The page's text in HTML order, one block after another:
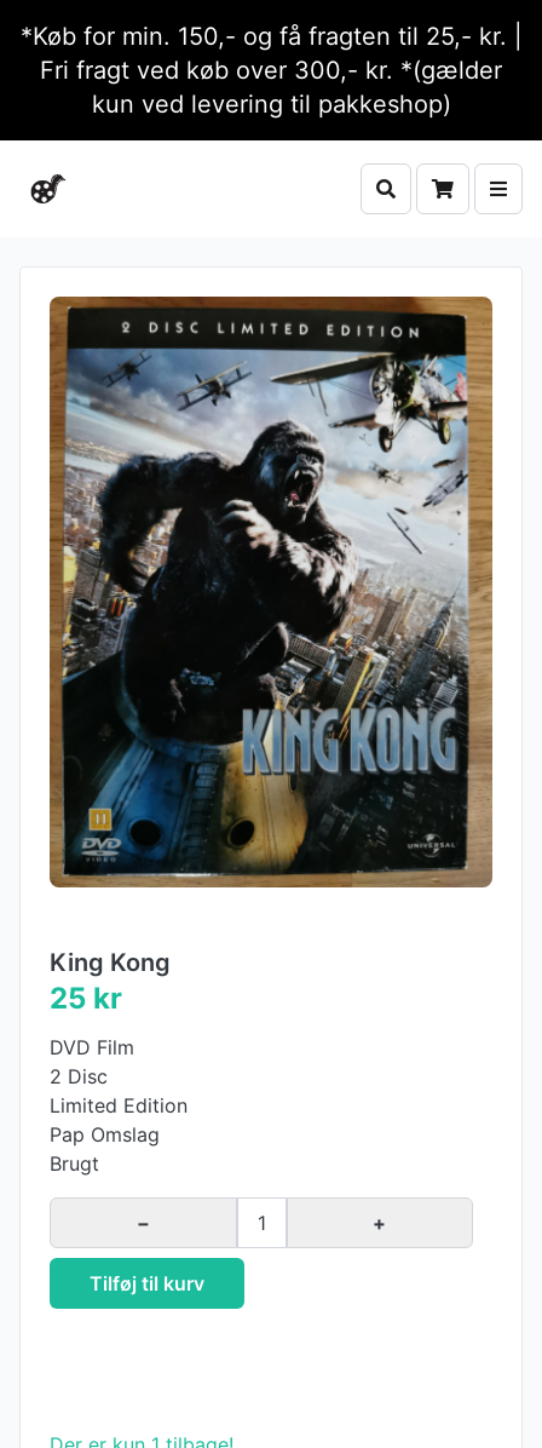
*Køb for min. 150,- og få fragten til 25,- kr. |
Fri fragt ved køb over 300,- kr. *(gælder
kun ved levering til pakkeshop)
King Kong
25 kr
DVD Film
2 Disc
Limited Edition
Pap Omslag
Brugt
− 1 +
Tilføj til kurv